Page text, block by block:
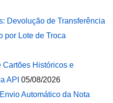
Devolução de Transferência
por Lote de Troca
Cartões Históricos e
API 05/08/2026
Automático da Nota